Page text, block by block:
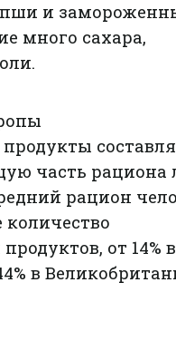
и
много сахара,
часть рациона
рацион
количество
от 14% в
в